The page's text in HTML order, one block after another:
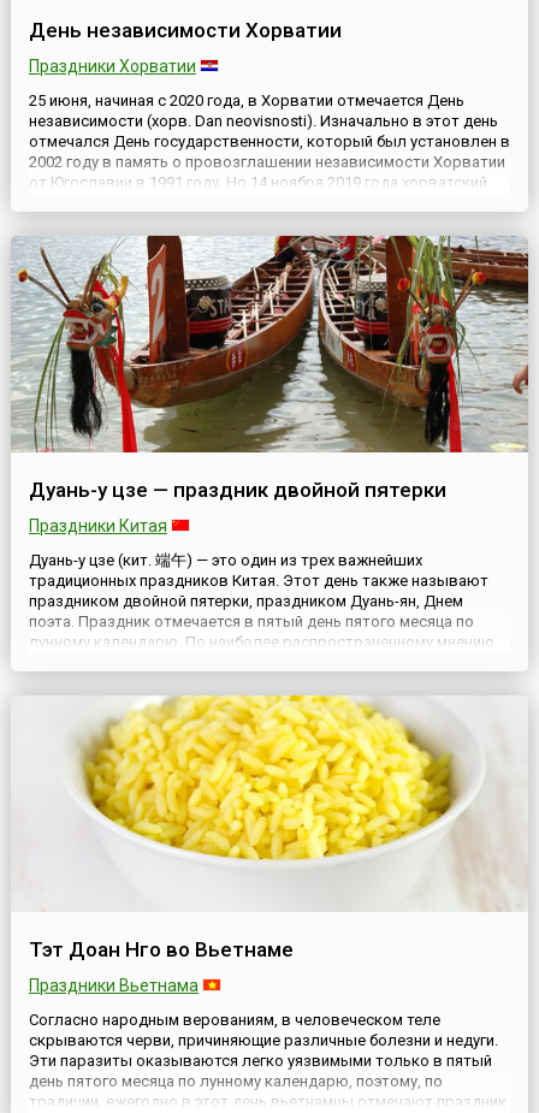
День независимости Хорватии
Праздники Хорватии
25 июня, начиная с 2020 года, в Хорватии отмечается День
независимости (хорв. Dan neovisnosti). Изначально в этот день
отмечался День государственности, который был установлен в
2002 году в память о провозглашении независимости Хорватии
от Югославии в 1991 году. Но 14 ноября 2019 года хорватский
Дуань-у цзе — праздник двойной пятерки
Праздники Китая
Дуань-у цзе (кит. 端午) — это один из трех важнейших
традиционных праздников Китая. Этот день также называют
праздником двойной пятерки, праздником Дуань-ян, Днем
поэта. Праздник отмечается в пятый день пятого месяца по
лунному календарю. По наиболее распространенному мнению,
Тэт Доан Нго во Вьетнаме
Праздники Вьетнама
Согласно народным верованиям, в человеческом теле
скрываются черви, причиняющие различные болезни и недуги.
Эти паразиты оказываются легко уязвимыми только в пятый
день пятого месяца по лунному календарю, поэтому, по
традиции, ежегодно в этот день вьетнамцы отмечают праздник